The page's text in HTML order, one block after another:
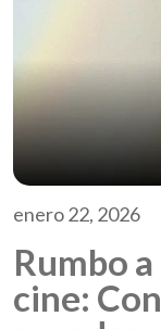
enero 22, 2026
Rumbo
cine: